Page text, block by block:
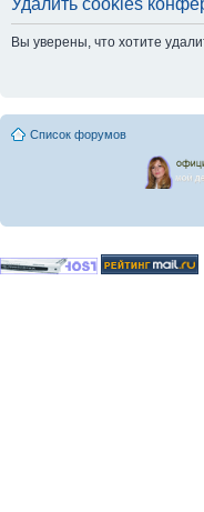
Вы уверены, что хотите
Список форумов